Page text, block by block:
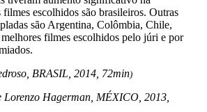
escolhidos são brasileiros. Outras
são Argentina, Colômbia, Chile,
filmes escolhidos pelo júri e por
BRASIL, 2014, 72min)
Lorenzo Hagerman, MÉXICO, 2013,